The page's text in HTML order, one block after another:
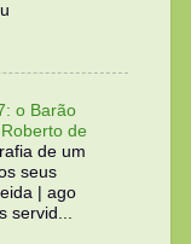
o Barão
de
de um
seus
| ago
servid...